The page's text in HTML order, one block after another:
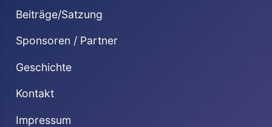
Beiträge/Satzung
Sponsoren / Partner
Geschichte
Kontakt
Impressum